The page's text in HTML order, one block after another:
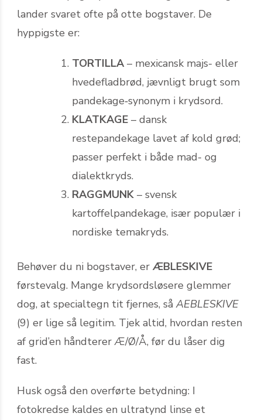
lander svaret ofte på otte bogstaver. De
hyppigste er:
TORTILLA– mexicansk majs- eller
hvedefladbrød, jævnligt brugt som
pandekage‐synonym i krydsord.
KLATKAGE – dansk
restepandekage lavet af kold grød;
passer perfekt i både mad- og
dialektkryds.
RAGGMUNK – svensk
kartoffelpandekage, især populær i
nordiske temakryds.
Behøver du ni bogstaver, er ÆBLESKIVE
førstevalg. Mange krydsordsløsere glemmer
dog, at specialtegn tit fjernes, så AEBLESKIVE
(9) er lige så legitim. Tjek altid, hvordan resten
af grid’en håndterer Æ/Ø/Å, før du låser dig
fast.
Husk også den overførte betydning: I
fotokredse kaldes en ultratynd linse et